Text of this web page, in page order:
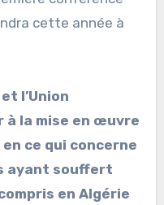
cette année à
l’Union
à la mise en œuvre
ce qui concerne
ayant souffert
en Algérie